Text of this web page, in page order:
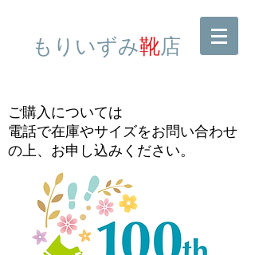
​もりいずみ靴店
ご購入については
電話で在庫やサイズをお問い合わせ
の上、お申し込みください。